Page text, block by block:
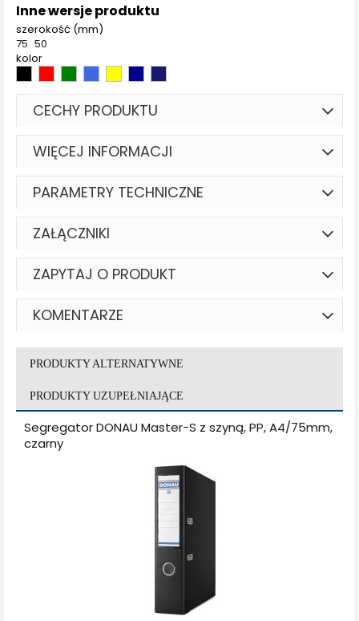
Inne wersje produktu
szerokość (mm)
75 50
kolor
CECHY PRODUKTU
WIĘCEJ INFORMACJI
PARAMETRY TECHNICZNE
ZAŁĄCZNIKI
ZAPYTAJ O PRODUKT
KOMENTARZE
PRODUKTY ALTERNATYWNE
PRODUKTY UZUPEŁNIAJĄCE
Segregator DONAU Master-S z szyną, PP, A4/75mm,
czarny